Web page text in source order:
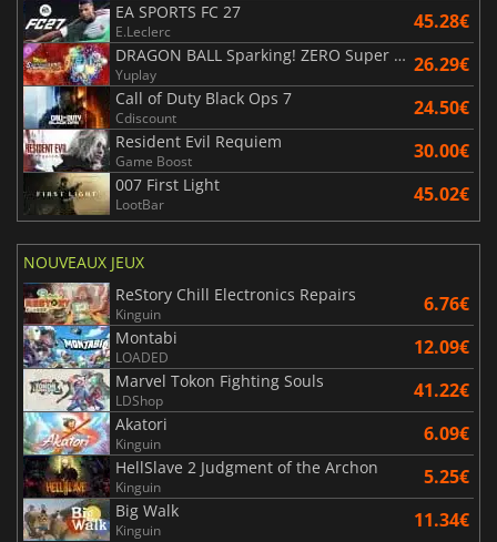
EA SPORTS FC 27
E.Leclerc 45.28€
DRAGON BALL Sparking! ZERO Super Limit Breaking NEO
Yuplay 26.29€
Call of Duty Black Ops 7
Cdiscount 24.50€
Resident Evil Requiem
Game Boost 30.00€
007 First Light
LootBar 45.02€
NOUVEAUX JEUX
ReStory Chill Electronics Repairs
Kinguin 6.76€
Montabi
LOADED 12.09€
Marvel Tokon Fighting Souls
LDShop 41.22€
Akatori
Kinguin 6.09€
HellSlave 2 Judgment of the Archon
Kinguin 5.25€
Big Walk
Kinguin 11.34€